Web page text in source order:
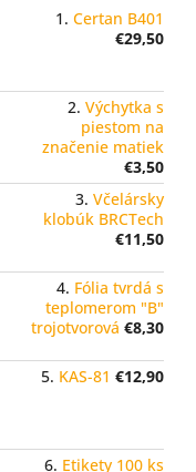
Certan B401
€29,50
Výchytka s
piestom na
značenie matiek
€3,50
Včelársky
klobúk BRCTech
€11,50
Fólia tvrdá s
teplomerom "B"
trojotvorová €8,30
KAS-81 €12,90
Etikety 100 ks